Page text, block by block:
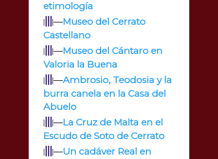
etimología
|||||—Museo del Cerrato
Castellano
|||||—Museo del Cántaro en
Valoria la Buena
|||||—Ambrosio, Teodosia y la
burra canela en la Casa del
Abuelo
|||||—La Cruz de Malta en el
Escudo de Soto de Cerrato
|||||—Un cadáver Real en